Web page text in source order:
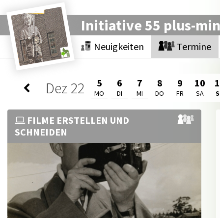
Initiative 55 plus-
Neuigkeiten Termine
Dez 22 5
MO
6
DI
7
MI
8
DO
9
FR
10
SA
FILME ERSTELLEN UND
SCHNEIDEN